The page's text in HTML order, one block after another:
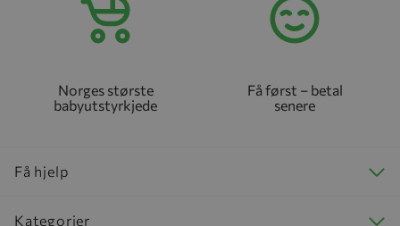
Norges største
babyutstyrkjede
Få først – betal
senere
Få hjelp
Kategorier